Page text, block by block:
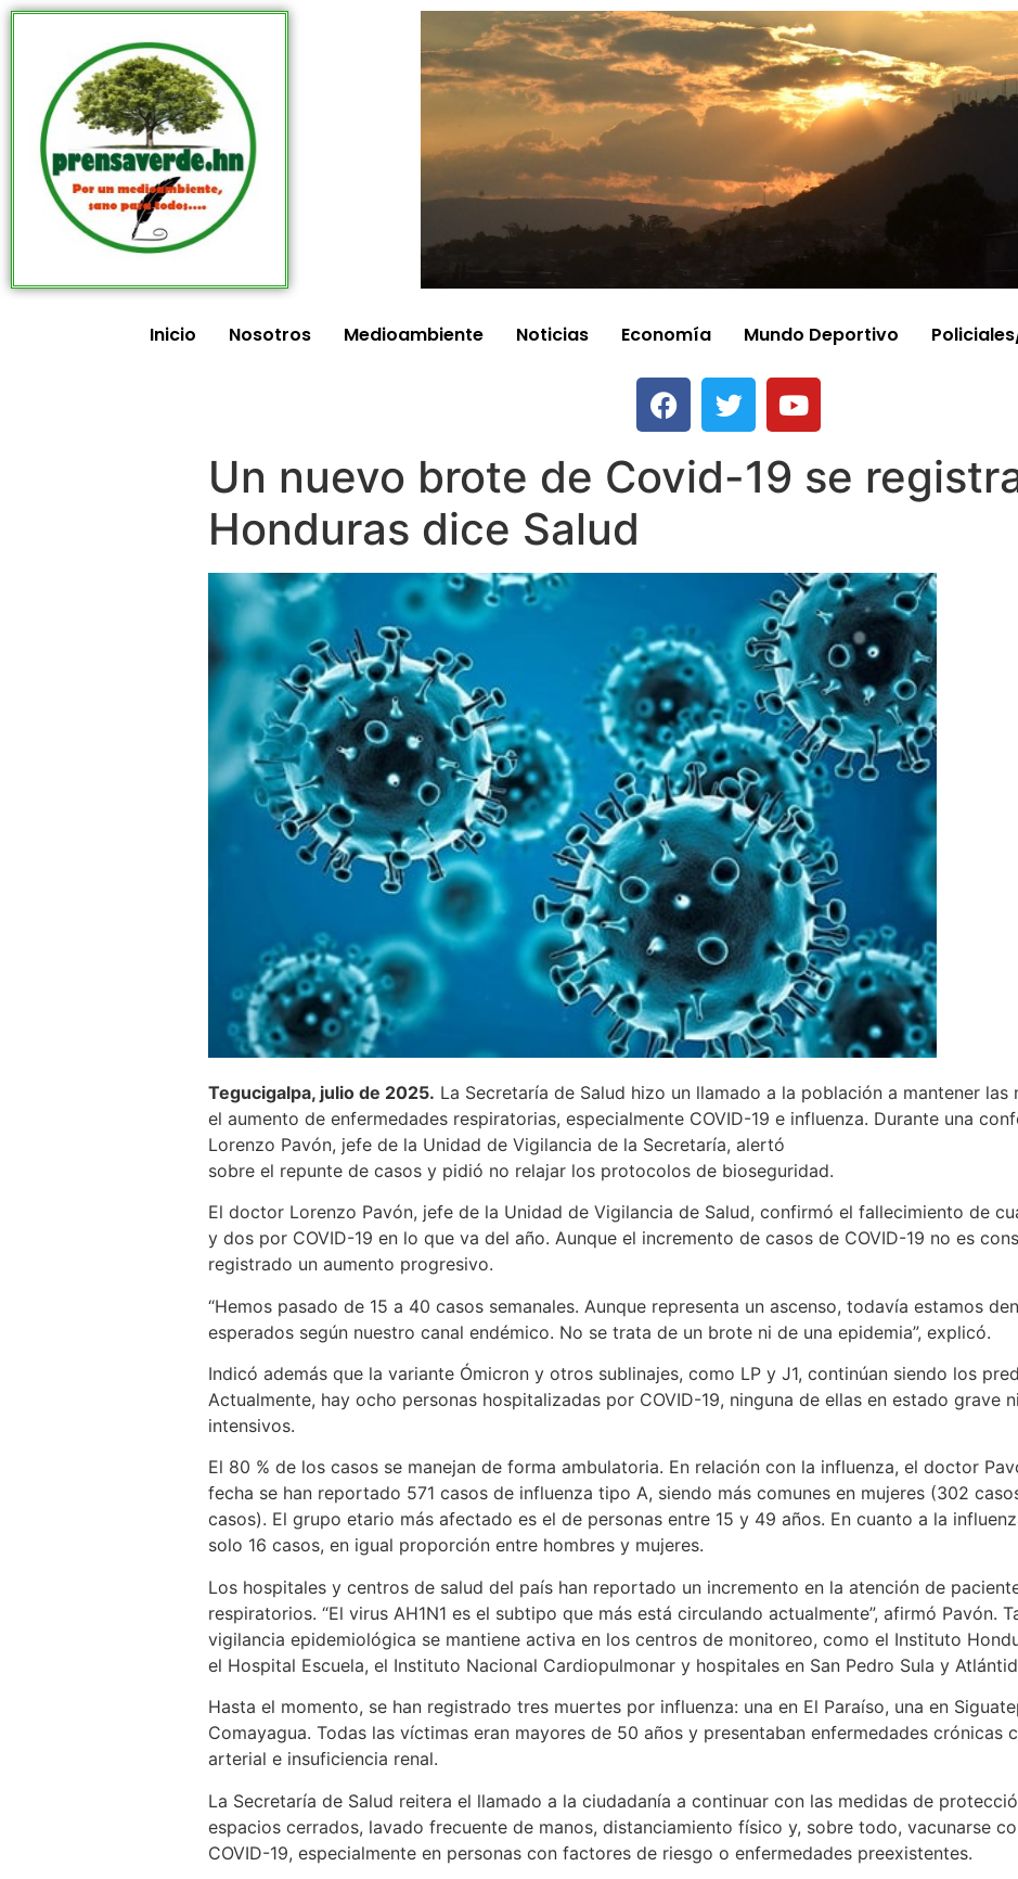
Inicio Nosotros Medioambiente Noticias Economía Mundo Deportivo
Un nuevo brote de Covid-19 se
Honduras dice Salud
Tegucigalpa, julio de 2025. La Secretaría de Salud hizo un llamado a la población a mantener
el aumento de enfermedades respiratorias, especialmente COVID-19 e influenza. Durante una
Lorenzo Pavón, jefe de la Unidad de Vigilancia de la Secretaría, alertó
sobre el repunte de casos y pidió no relajar los protocolos de bioseguridad.
El doctor Lorenzo Pavón, jefe de la Unidad de Vigilancia de Salud, confirmó el fallecimiento de
y dos por COVID-19 en lo que va del año. Aunque el incremento de casos de COVID-19 no es
registrado un aumento progresivo.
“Hemos pasado de 15 a 40 casos semanales. Aunque representa un ascenso, todavía estamos
esperados según nuestro canal endémico. No se trata de un brote ni de una epidemia”, explicó.
Indicó además que la variante Ómicron y otros sublinajes, como LP y J1, continúan siendo los
Actualmente, hay ocho personas hospitalizadas por COVID-19, ninguna de ellas en estado grave
intensivos.
El 80 % de los casos se manejan de forma ambulatoria. En relación con la influenza, el doctor
fecha se han reportado 571 casos de influenza tipo A, siendo más comunes en mujeres (302
casos). El grupo etario más afectado es el de personas entre 15 y 49 años. En cuanto a la
solo 16 casos, en igual proporción entre hombres y mujeres.
Los hospitales y centros de salud del país han reportado un incremento en la atención de
respiratorios. “El virus AH1N1 es el subtipo que más está circulando actualmente”, afirmó Pavón.
vigilancia epidemiológica se mantiene activa en los centros de monitoreo, como el Instituto
el Hospital Escuela, el Instituto Nacional Cardiopulmonar y hospitales en San Pedro Sula y
Hasta el momento, se han registrado tres muertes por influenza: una en El Paraíso, una en
Comayagua. Todas las víctimas eran mayores de 50 años y presentaban enfermedades crónicas
arterial e insuficiencia renal.
La Secretaría de Salud reitera el llamado a la ciudadanía a continuar con las medidas de
espacios cerrados, lavado frecuente de manos, distanciamiento físico y, sobre todo, vacunarse
COVID-19, especialmente en personas con factores de riesgo o enfermedades preexistentes.